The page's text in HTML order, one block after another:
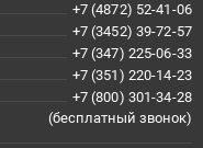
+7 (4872) 52-41-06
+7 (3452) 39-72-57
+7 (347) 225-06-33
+7 (351) 220-14-23
+7 (800) 301-34-28
(бесплатный звонок)